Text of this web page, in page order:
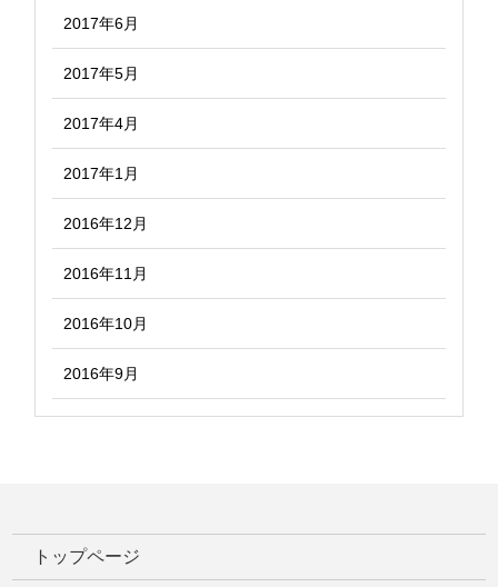
2017年6月
2017年5月
2017年4月
2017年1月
2016年12月
2016年11月
2016年10月
2016年9月
トップページ